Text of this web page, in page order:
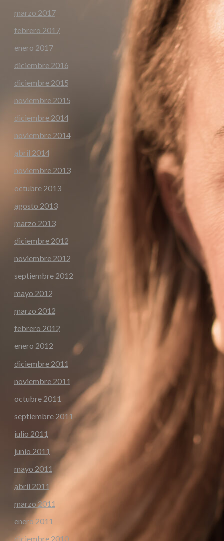
marzo 2017
febrero 2017
enero 2017
diciembre 2016
diciembre 2015
noviembre 2015
diciembre 2014
noviembre 2014
abril 2014
noviembre 2013
octubre 2013
agosto 2013
marzo 2013
diciembre 2012
noviembre 2012
septiembre 2012
mayo 2012
marzo 2012
febrero 2012
enero 2012
diciembre 2011
noviembre 2011
octubre 2011
septiembre 2011
julio 2011
junio 2011
mayo 2011
abril 2011
marzo 2011
enero 2011
diciembre 2010